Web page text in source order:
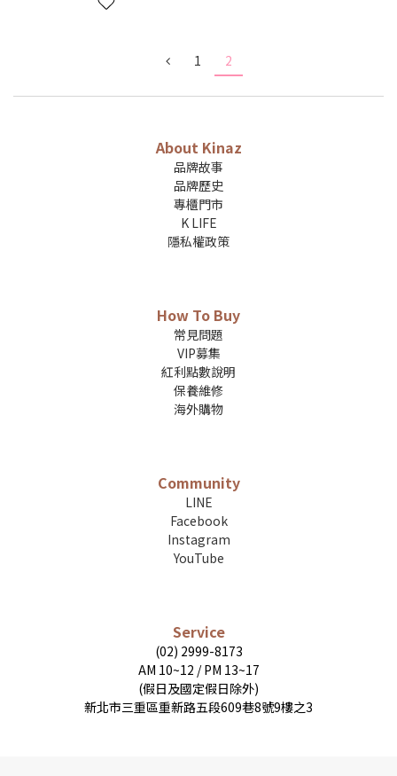
1 2
About Kinaz
品牌故事
品牌歷史
專櫃門市
K LIFE
隱私權政策
How To Buy
常見問題
VIP募集
紅利點數說明
保養維修
海外購物
Community
LINE
Facebook
Instagram
YouTube
Service
(02) 2999-8173
AM 10~12 / PM 13~17
(假日及國定假日除外)
新北市三重區重新路五段609巷8號9樓之3